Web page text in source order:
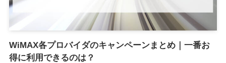
WiMAX各プロバイダのキャンペーンまとめ｜一番お
得に利用できるのは？